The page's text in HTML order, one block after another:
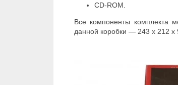
CD-ROM.
Все компоненты комплекта
данной коробки — 243 х 212